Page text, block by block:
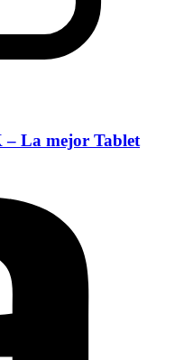
– La mejor Tablet